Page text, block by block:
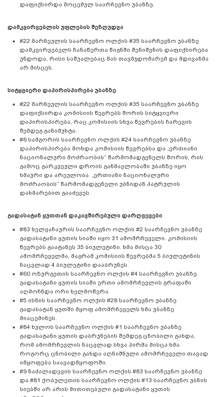
დაფიქსირდა მოცემულ საარჩევნო უბანზე.
დამკვირვებლის უფლების შეზღუდვა
#22 მარნეულის საარჩევნო ოლქის #35 საარჩევნო უბანზე
დამკვირვებელს ჩანაწერთა წიგნში შენიშვნის დაფიქსირება
უნდოდა, რისი საშუალებაც მას თავმჯდომარემ და მდივანმა
არ მისცეს.
სიტყვიერი დაპირისპირება უბანზე
#22 მარნეულის საარჩევნო ოლქის #35 საარჩევნო უბანზე
დაფიქსირდა კომისიის წევრებს შორის სიტყვიერი
დაპირისპირება, რაც კომისიის სხვა წევრების ჩარევის
შემდეგ განიმუხტა.
#6 სამგორის საარჩევნო ოლქის #24 საარჩევნო უბანზე
დაპირისპირება მოხდა კომისიის წევრებსა და „ერთიანი
ნაციონალური მოძრაობის“ წარმომადგენელს შორის, რის
გამოც გარკვეული დროის განმავლობაში უბანზე იყო
ხმაური და არეულობა. „ერთიანი ნაციონალური
მოძრაობის“ წარმომადგენელი უბნიდან პატრულის
დახმარებით გააძევეს.
გადასატან ყუთთან დაკავშირებული დარღვევები
#83 ხელვაჩაურის საარჩევნო ოლქის #2 საარჩევნო უბანზე
გადასატანი ყუთის სიაში იყო 31 ამომრჩეველი. კომისიის
წევრებს გაატანეს 35 ბიულეტინი. ხმა მისცა 30
ამომრჩეველმა, მაგრამ კომისიის წევრებმა 5 ბიულეტინის
ნაცვლად 4 ბიულეტინი დააბრუნეს.
#60 ოზურგეთის საარჩევნო ოლქის #4 საარჩევნო უბანზე
გადასატანი ყუთის სიაში ერთი ამომრჩევლის გრაფაში
აღმოჩნდა ორი ხელმოწერა.
#5 ისნის საარჩევნო ოლქის #28 საარჩევნო უბანზე
გადასატან ყუთში მყოფ ამომრჩეველს ხმა უბანზე
მიაცემინეს.
#84 ხულოს საარჩევნო ოლქის #1 საარჩევნო უბანზე
გადასატანი ყუთის დაბრუნების შემდეგ ცნობილი გახდა,
რომ ამომრჩევლის ნაცვლად სხვა პირმა მისცა ხმა.
როგორც ცნობილი გახდა აღნიშნული ამომრჩეველი თავად
იმყოფება საავადმყოფოში.
#9 ნაძალადევის საარჩევნო ოლქის #83 საარჩევნო უბანზე
და #81 ქობულეთის საარჩევნო ოლქის #13 საარჩევნო უბნის
სიებში არ არის მითითებული გადასატანი ყუთის